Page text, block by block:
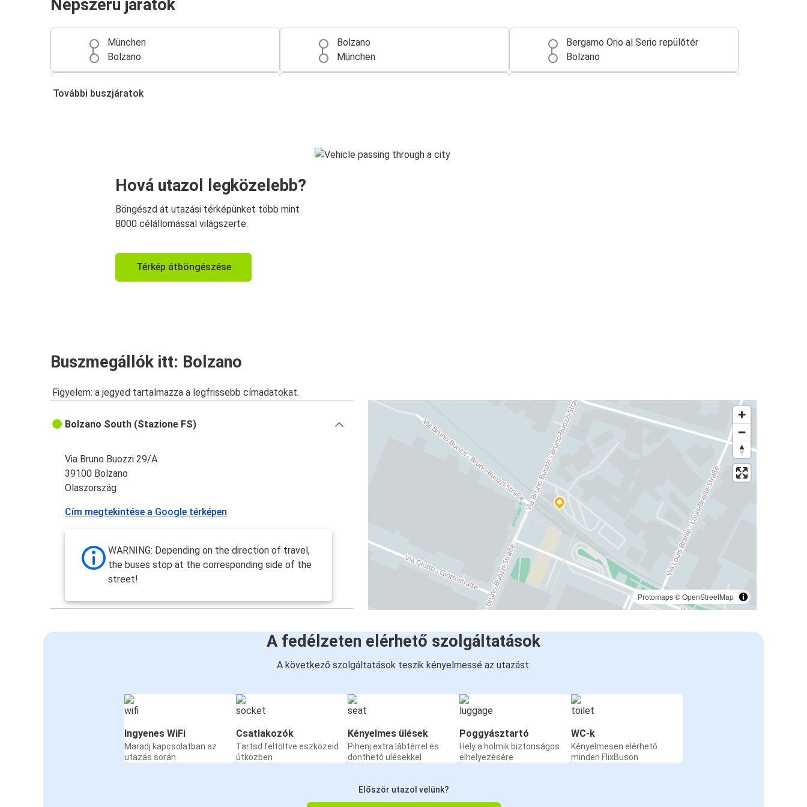
Népszerű járatok
München
Bolzano
Bolzano
München
Bergamo Orio al Serio repülőtér
Bolzano
Bolzano
Bergamo Orio al Serio repülőtér
Verona
Bolzano
Bolzano
Velence
Bolzano
Budapest
Győr
Bolzano
Pozsony
Bolzano
További buszjáratok
Hová utazol legközelebb?
Böngészd át utazási térképünket több mint
8000 célállomással világszerte.
Térkép átböngészése
Buszmegállók itt: Bolzano
Figyelem: a jegyed tartalmazza a legfrissebb címadatokat.
Protomaps©OpenStreetMap
Bolzano South (Stazione FS)
Via Bruno Buozzi 29/A
39100 Bolzano
Olaszország
Cím megtekintése a Google térképen
WARNING: Depending on the direction of travel,
the buses stop at the corresponding side of the
street!
A fedélzeten elérhető szolgáltatások
A következő szolgáltatások teszik kényelmessé az utazást:
Ingyenes WiFi
Maradj kapcsolatban az
utazás során
Csatlakozók
Tartsd feltöltve eszközeid
útközben
Kényelmes ülések
Pihenj extra lábtérrel és
dönthető ülésekkel
Poggyásztartó
Hely a holmik biztonságos
elhelyezésére
WC-k
Kényelmesen elérhető
minden FlixBuson
Először utazol velünk?